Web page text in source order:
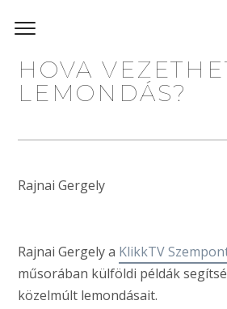
HOVA
LEMONDÁS?
Rajnai Gergely
Rajnai Gergely a KlikkTV
műsorában külföldi példák
közelmúlt lemondásait.